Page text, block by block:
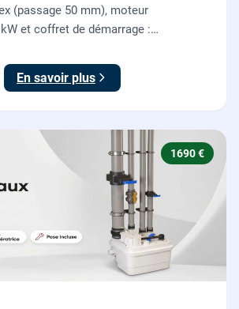
(passage 50 mm), moteur
et coffret de démarrage :
par nos plombiers.
En savoir plus
1690 €